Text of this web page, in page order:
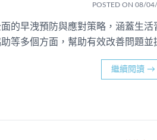
POSTED ON 08/
的早洩預防與應對策略，涵蓋生
等多個方面，幫助有效改善問題並
繼續閱讀 →